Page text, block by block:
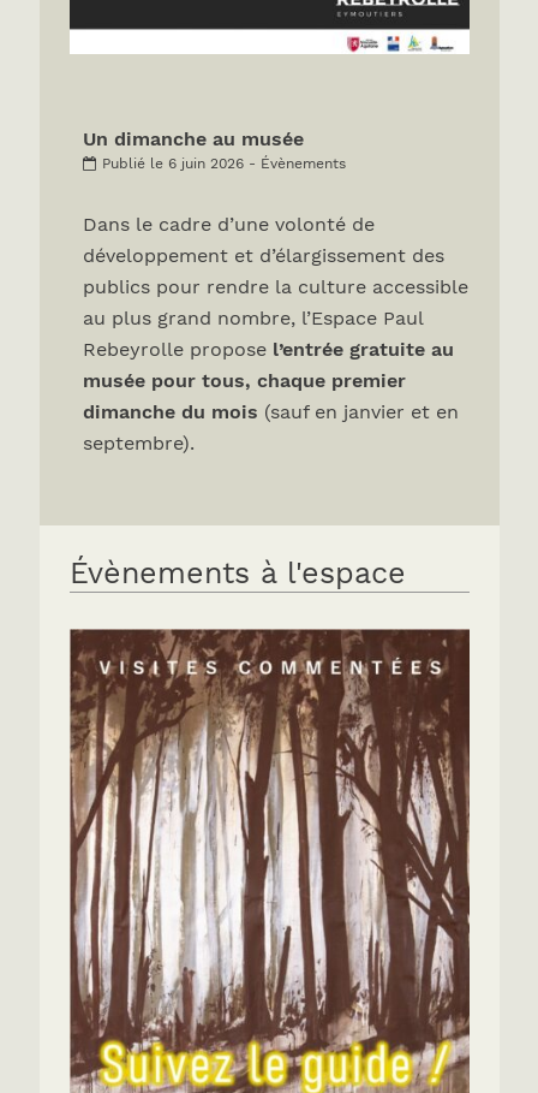
Un dimanche au musée
Publié le 6 juin 2026 - Évènements
Dans le cadre d’une volonté de
développement et d’élargissement des
publics pour rendre la culture accessible
au plus grand nombre, l’Espace Paul
Rebeyrolle propose l’entrée gratuite au
musée pour tous, chaque premier
dimanche du mois (sauf en janvier et en
septembre).
Évènements à l'espace